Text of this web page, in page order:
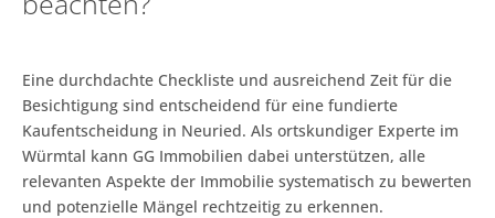
Eine durchdachte Checkliste und ausreichend Zeit für die
Besichtigung sind entscheidend für eine fundierte
Kaufentscheidung in Neuried. Als ortskundiger Experte im
Würmtal kann GG Immobilien dabei unterstützen, alle
relevanten Aspekte der Immobilie systematisch zu bewerten
und potenzielle Mängel rechtzeitig zu erkennen.